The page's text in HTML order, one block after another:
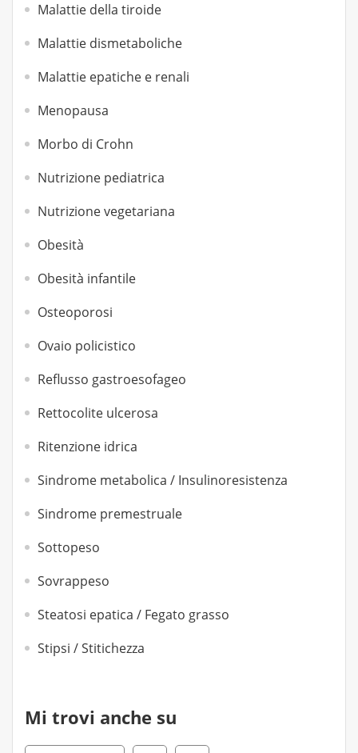
Malattie della tiroide
Malattie dismetaboliche
Malattie epatiche e renali
Menopausa
Morbo di Crohn
Nutrizione pediatrica
Nutrizione vegetariana
Obesità
Obesità infantile
Osteoporosi
Ovaio policistico
Reflusso gastroesofageo
Rettocolite ulcerosa
Ritenzione idrica
Sindrome metabolica / Insulinoresistenza
Sindrome premestruale
Sottopeso
Sovrappeso
Steatosi epatica / Fegato grasso
Stipsi / Stitichezza
Mi trovi anche su